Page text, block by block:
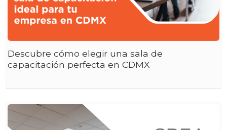
Descubre cómo elegir una sala de
capacitación perfecta en CDMX